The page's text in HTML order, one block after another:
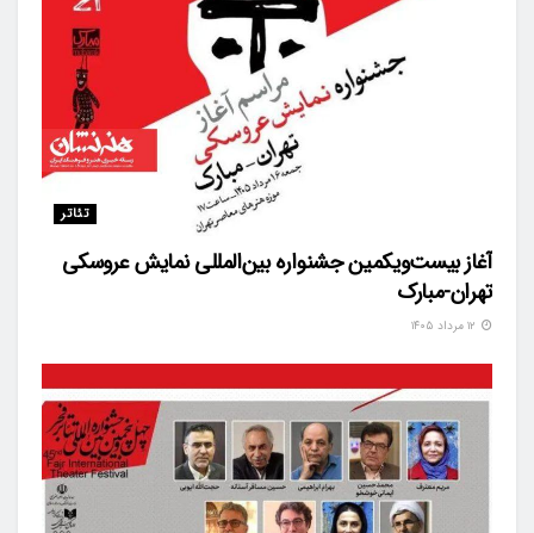
تئاتر
آغاز بیست‌ویکمین جشنواره بین‌المللی نمایش عروسکی
تهران-مبارک